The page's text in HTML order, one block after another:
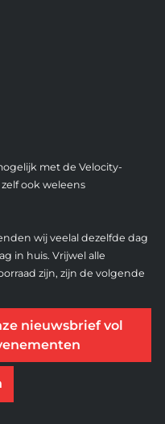
met de Velocity-
ook weleens
wij veelal dezelfde dag
in huis. Vrijwel alle
zijn, zijn de volgende
nieuwsbrief vol